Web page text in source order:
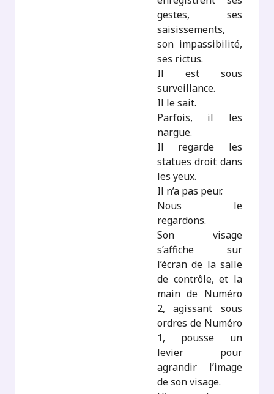
gestes, ses
saisissements,
son impassibilité,
ses rictus.
Il est sous
surveillance.
Il le sait.
Parfois, il les
nargue.
Il regarde les
statues droit dans
les yeux.
Il n’a pas peur.
Nous le
regardons.
Son visage
s’affiche sur
l’écran de la salle
de contrôle, et la
main de Numéro
2, agissant sous
ordres de Numéro
1, pousse un
levier pour
agrandir l’image
de son visage.